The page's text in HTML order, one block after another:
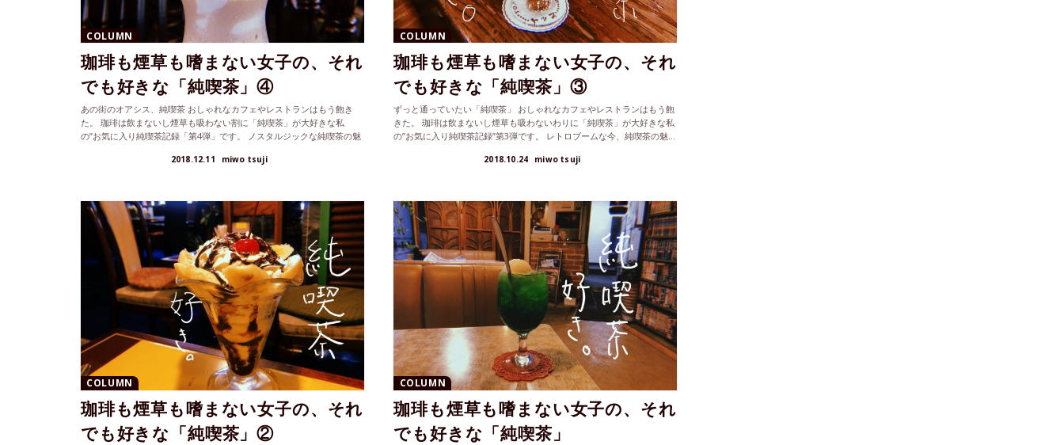
COLUMN
珈琲も煙草も嗜まない女子の、それ
でも好きな「純喫茶」④
あの街のオアシス、純喫茶 おしゃれなカフェやレストランはもう飽き
た。 珈琲は飲まないし煙草も吸わない割に「純喫茶」が大好きな私
の”お気に入り純喫茶記録「第4弾」です。 ノスタルジックな純喫茶の魅
2018.12.11 miwo tsuji
COLUMN
珈琲も煙草も嗜まない女子の、それ
でも好きな「純喫茶」③
ずっと通っていたい「純喫茶」 おしゃれなカフェやレストランはもう飽
きた。 珈琲は飲まないし煙草も吸わないわりに「純喫茶」が大好きな私
の”お気に入り純喫茶記録”第3弾です。 レトロブームな今、純喫茶の魅...
2018.10.24 miwo tsuji
COLUMN
珈琲も煙草も嗜まない女子の、それ
でも好きな「純喫茶」②
COLUMN
珈琲も煙草も嗜まない女子の、それ
でも好きな「純喫茶」